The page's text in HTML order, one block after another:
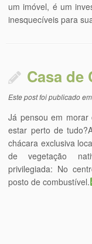
um imóvel, é um
inesquecíveis para
Casa de
Este post foi publicado em
Já pensou em
estar perto de
chácara exclusiva
de vegetação
privilegiada: No
posto de combustível.